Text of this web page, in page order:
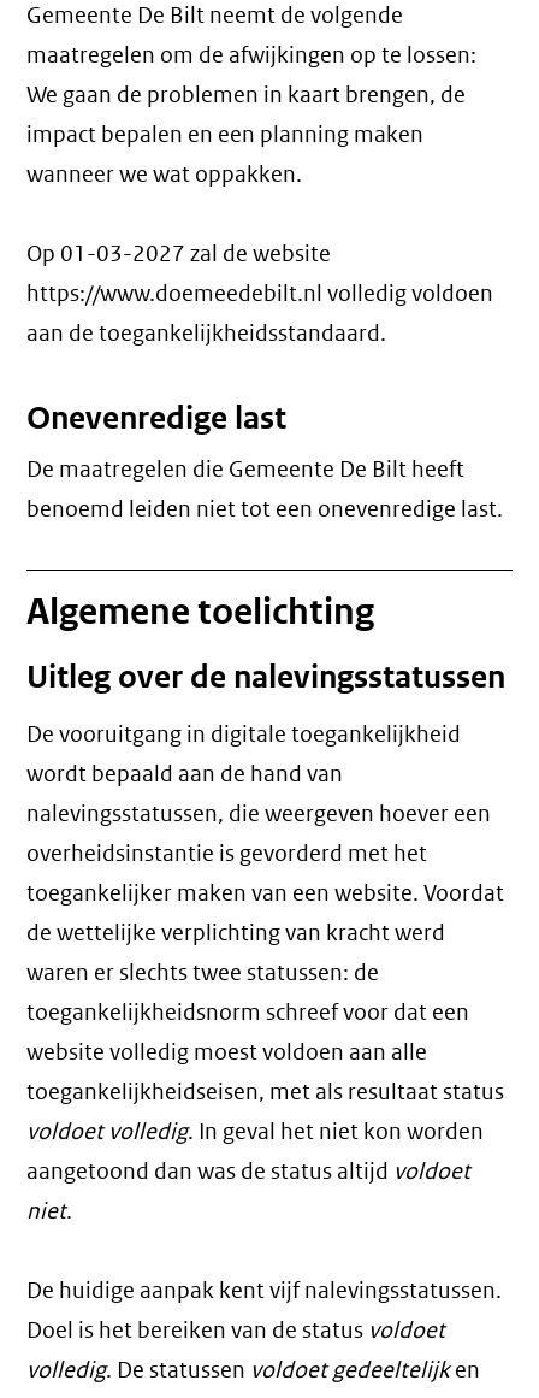
Gemeente De Bilt neemt de volgende
maatregelen om de afwijkingen op te lossen:
We gaan de problemen in kaart brengen, de
impact bepalen en een planning maken
wanneer we wat oppakken.
Op 01-03-2027 zal de website
https://www.doemeedebilt.nl volledig voldoen
aan de toegankelijkheidsstandaard.
Onevenredige last
De maatregelen die Gemeente De Bilt heeft
benoemd leiden niet tot een onevenredige last.
Algemene toelichting
Uitleg over de nalevingsstatussen
De vooruitgang in digitale toegankelijkheid
wordt bepaald aan de hand van
nalevingsstatussen, die weergeven hoever een
overheidsinstantie is gevorderd met het
toegankelijker maken van een website. Voordat
de wettelijke verplichting van kracht werd
waren er slechts twee statussen: de
toegankelijkheidsnorm schreef voor dat een
website volledig moest voldoen aan alle
toegankelijkheidseisen, met als resultaat status
voldoet volledig. In geval het niet kon worden
aangetoond dan was de status altijd voldoet
niet.
De huidige aanpak kent vijf nalevingsstatussen.
Doel is het bereiken van de status voldoet
volledig. De statussen voldoet gedeeltelijken